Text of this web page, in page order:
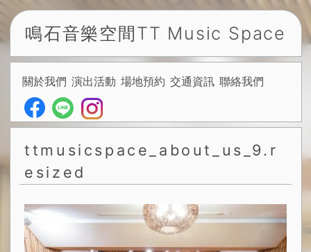
鳴石音樂空間TT Music Space
關於我們 演出活動 場地預約 交通資訊 聯絡我們
ttmusicspace_about_us_9.r
esized